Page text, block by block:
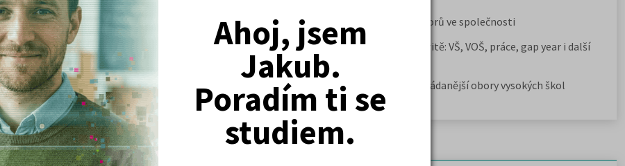
Ahoj, jsem
Jakub.
Poradím ti se
studiem.
Společenské a human. vědy
Ekonomické fakulty
Žurnalistika
Politologie a mezinár. vztahy
Policejní akademie
Prestiž a vnímání oborů ve společnosti
Rozcestník po maturitě: VŠ, VOŠ, práce, gap year i další
Jak se dostat na nejžádanější obory vysokých škol
Newsletter